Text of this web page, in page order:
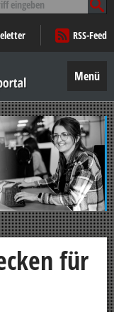
RSS-Feed
Menü
für